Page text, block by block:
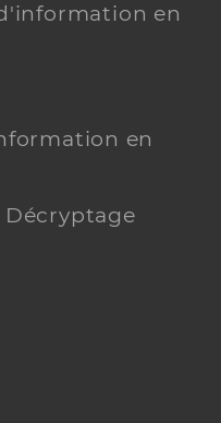
en
en
Décryptage